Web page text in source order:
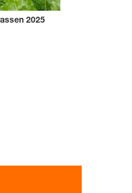
2025